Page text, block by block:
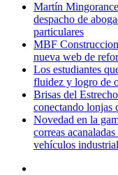
Martín
despacho de
particulares
MBF
nueva web de
Los estudiantes
fluidez y logro de
Brisas del
conectando lonjas
Novedad en la
correas
vehículos